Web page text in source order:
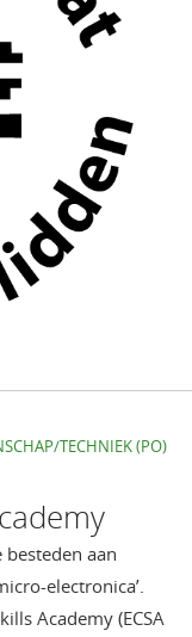
TECHNIEK (PO)
aan
electronica’.
Academy (ECSA